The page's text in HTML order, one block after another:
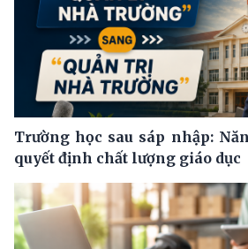
Trường học sau sáp nhập:
quyết định chất lượng giáo dục